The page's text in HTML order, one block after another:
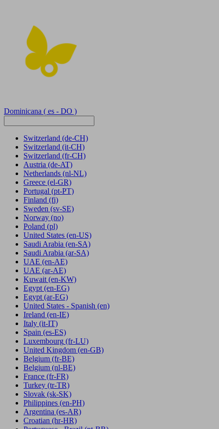
Dominicana ( es - DO )
Switzerland (de-CH)
Switzerland (it-CH)
Switzerland (fr-CH)
Austria (de-AT)
Netherlands (nl-NL)
Greece (el-GR)
Portugal (pt-PT)
Finland (fi)
Sweden (sv-SE)
Norway (no)
Poland (pl)
United States (en-US)
Saudi Arabia (en-SA)
Saudi Arabia (ar-SA)
UAE (en-AE)
UAE (ar-AE)
Kuwait (en-KW)
Egypt (en-EG)
Egypt (ar-EG)
United States - Spanish (en)
Ireland (en-IE)
Italy (it-IT)
Spain (es-ES)
Luxembourg (fr-LU)
United Kingdom (en-GB)
Belgium (fr-BE)
Belgium (nl-BE)
France (fr-FR)
Turkey (tr-TR)
Slovak (sk-SK)
Philippines (en-PH)
Argentina (es-AR)
Croatian (hr-HR)